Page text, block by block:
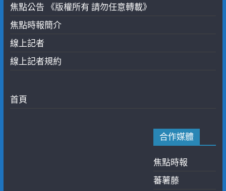
焦點公告 《版權所有 請勿任意轉載》
焦點時報簡介
線上記者
線上記者規約
首頁
合作媒體
焦點時報
蕃薯藤